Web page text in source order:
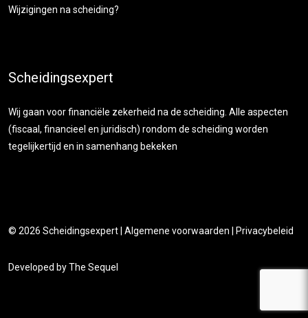
Wijzigingen na scheiding?
Scheidingsexpert
Wij gaan voor financiële zekerheid na de scheiding. Alle aspecten
(fiscaal, financieel en juridisch) rondom de scheiding worden
tegelijkertijd en in samenhang bekeken
© 2026 Scheidingsexpert Algemene voorwaarden Privacybeleid
Developed byThe Sequel